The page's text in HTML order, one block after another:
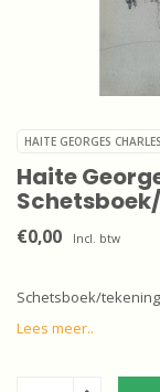
HAITE GEORGES
Haite
€0,00 Incl. btw
Schetsboek/
Lees meer..